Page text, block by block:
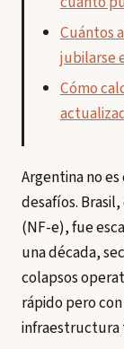
Cuántos
jubilarse
Cómo
Argentina no
desafíos.
(NF-e), fue
una década,
colapsos
rápido pero
infraestructura